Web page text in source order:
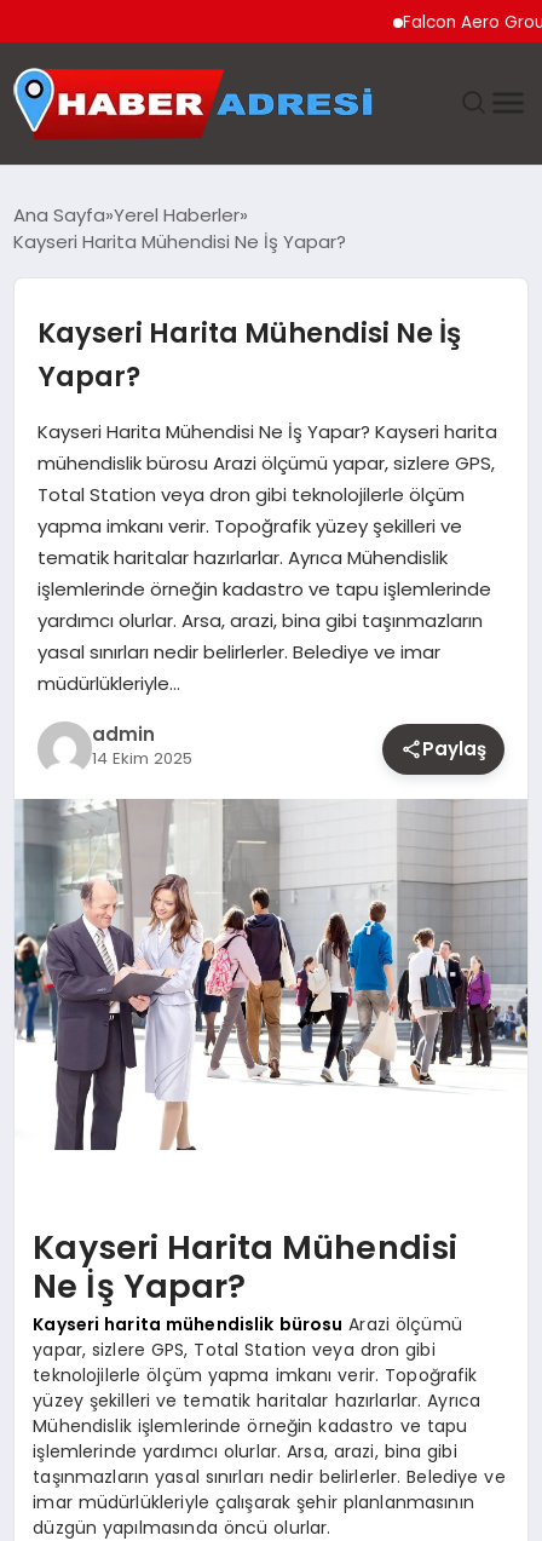
Falcon Aero Group,
GÜNDEM
SPOR
EKONOMI
TEKNOLOJI
EĞITIM
MAGAZIN
YAŞAM
OTOMOBIL
Ana Sayfa Yerel Haberler
Kayseri Harita Mühendisi Ne İş Yapar?
Kayseri Harita Mühendisi Ne İş
Yapar?
Kayseri Harita Mühendisi Ne İş Yapar? Kayseri harita
mühendislik bürosu Arazi ölçümü yapar, sizlere GPS,
Total Station veya dron gibi teknolojilerle ölçüm
yapma imkanı verir. Topoğrafik yüzey şekilleri ve
tematik haritalar hazırlarlar. Ayrıca Mühendislik
işlemlerinde örneğin kadastro ve tapu işlemlerinde
yardımcı olurlar. Arsa, arazi, bina gibi taşınmazların
yasal sınırları nedir belirlerler. Belediye ve imar
müdürlükleriyle…
admin
14 Ekim 2025 Paylaş
Kayseri Harita Mühendisi
Ne İş Yapar?
Kayseri harita mühendislik bürosu Arazi ölçümü
yapar, sizlere GPS, Total Station veya dron gibi
teknolojilerle ölçüm yapma imkanı verir. Topoğrafik
yüzey şekilleri ve tematik haritalar hazırlarlar. Ayrıca
Mühendislik işlemlerinde örneğin kadastro ve tapu
işlemlerinde yardımcı olurlar. Arsa, arazi, bina gibi
taşınmazların yasal sınırları nedir belirlerler. Belediye ve
imar müdürlükleriyle çalışarak şehir planlanmasının
düzgün yapılmasında öncü olurlar.